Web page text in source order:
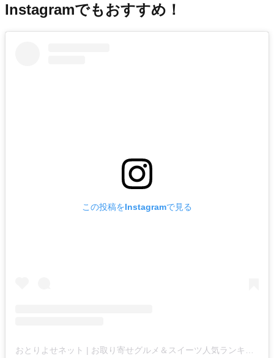
Instagramでもおすすめ！
この投稿をInstagramで見る